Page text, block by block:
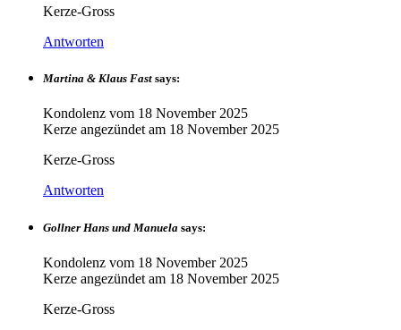
Kerze-Gross
Antworten
Martina & Klaus Fast says:
Kondolenz vom 18 November 2025
Kerze angezündet am 18 November 2025
Kerze-Gross
Antworten
Gollner Hans und Manuela says:
Kondolenz vom 18 November 2025
Kerze angezündet am 18 November 2025
Kerze-Gross